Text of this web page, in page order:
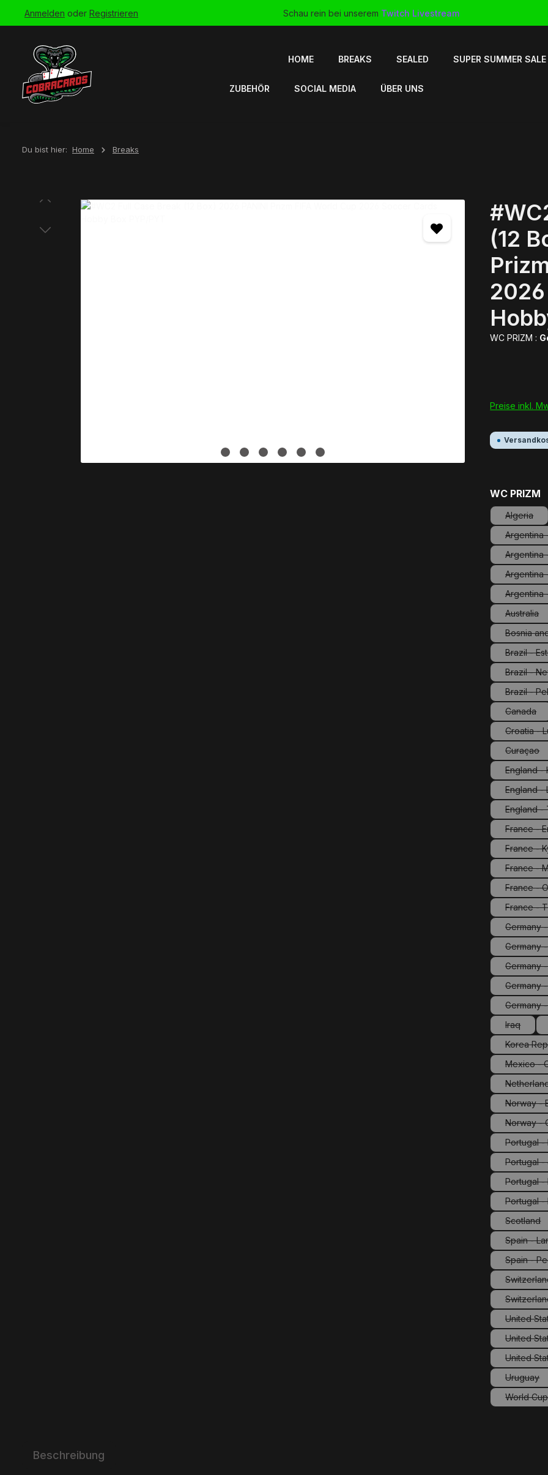
Hauptnavigation springen
Anmelden oder Registrieren Schau rein bei unserem Twitch Livestream
HOME BREAKS SEALED SUPER SUMMER SALE
ZUBEHÖR SOCIAL MEDIA ÜBER UNS
Du bist hier: Home Breaks
Bildergalerie überspringen
(12
WC PRIZM :
Preise inkl.
WC PRIZM
Algeria
(Diese
Argentina
Argentina
Argentina
Argentina
Australia
Bosnia
Brazil -
Brazil -
Brazil -
Canada
Croatia -
Curaçao
England -
England -
England -
France -
France -
France -
France -
France -
Germany
Germany
Germany
Germany
Germany
Iraq
(Diese
Korea
Mexico -
Norway -
Norway -
Portugal -
Portugal -
Portugal -
Portugal -
Scotland
Spain -
Spain -
United
United
United
Uruguay
(Diese
World
Beschreibung